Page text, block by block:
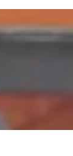
Formate